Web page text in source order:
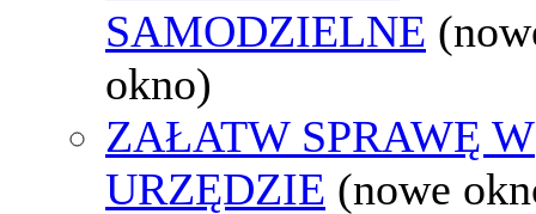
SAMODZIELNE
okno)
ZAŁATW SPRAWĘ W
URZĘDZIE (nowe